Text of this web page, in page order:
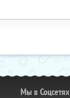
Мы в Соцсетях